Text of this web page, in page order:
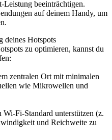
Leistung beeinträchtigen.
auf deinem Handy, um
deines Hotspots
zu optimieren, kannst du
zentralen Ort mit minimalen
wie Mikrowellen und
Wi-Fi-Standard unterstützen (z.
und Reichweite zu